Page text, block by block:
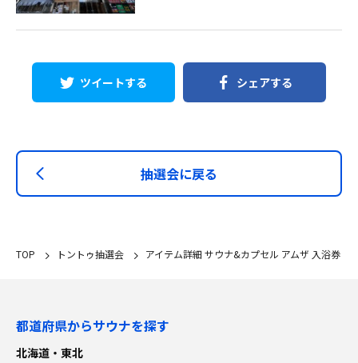
ツイートする シェアする
抽選会に戻る
TOP トントゥ抽選会 アイテム詳細 サウナ&カプセル アムザ 入浴券
都道府県からサウナを探す
北海道・東北